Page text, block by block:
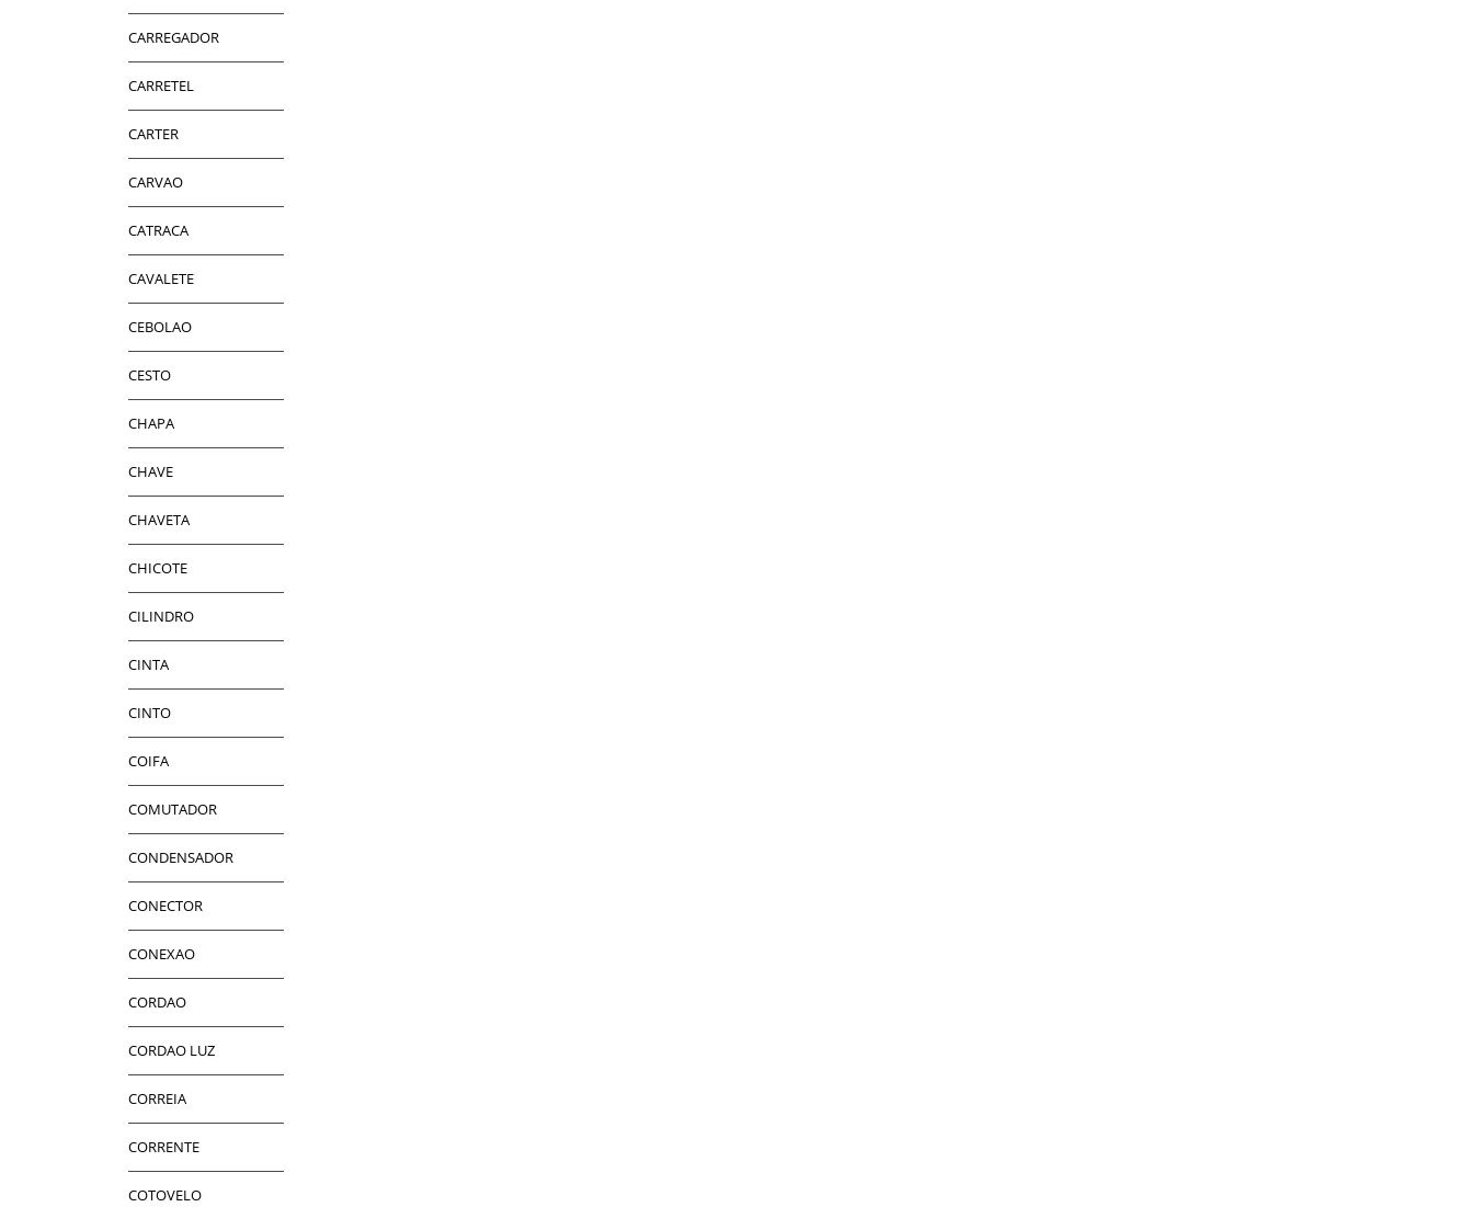
CARREGADOR
CARRETEL
CARTER
CARVAO
CATRACA
CAVALETE
CEBOLAO
CESTO
CHAPA
CHAVE
CHAVETA
CHICOTE
CILINDRO
CINTA
CINTO
COIFA
COMUTADOR
CONDENSADOR
CONECTOR
CONEXAO
CORDAO
CORDAO LUZ
CORREIA
CORRENTE
COTOVELO